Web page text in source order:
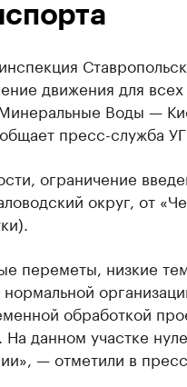
движения для
Воды —
пресс-служба
ограничение
округ, от
переметы, низкие
обработкой
На данном участке
— отметили в